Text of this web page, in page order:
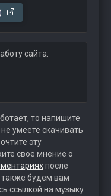
сайта:
то напишите
не умеете скачивать
эту
свое мнение о
после
также будем вам
ссылкой на музыку